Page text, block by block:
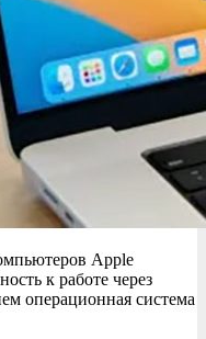
Apple
к работе через
операционная система